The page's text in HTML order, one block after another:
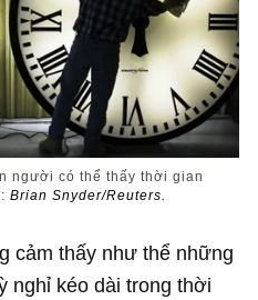
người có thể thấy thời gian
Brian Snyder/Reuters.
cảm thấy như thể những
nghỉ kéo dài trong thời